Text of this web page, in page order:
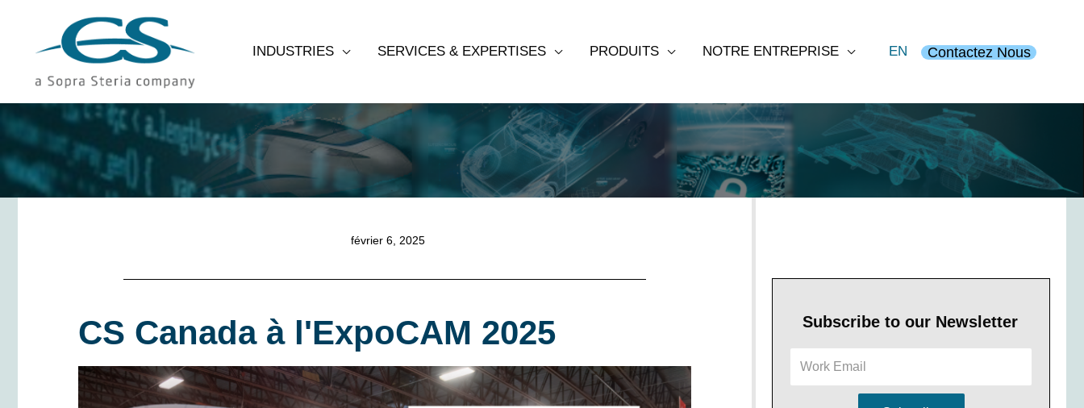
INDUSTRIES SERVICES & EXPERTISES PRODUITS NOTRE ENTREPRISE EN Contactez Nous
ExpoCAM – Février 6-8, 2025
février 6, 2025
CS Canada à l'ExpoCAM 2025 Subscribe to our Newsletter